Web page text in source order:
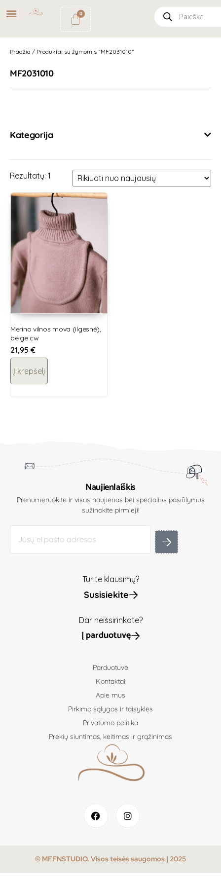
NEMOKAMAS
PRISTATYMAS
PAŠTOMATU
UŽSAKYMAMS NUO
0
Pradžia / Produktai su žymomis “MF2031010”
MF2031010
Kategorija
Rezultatų: 1
Merino vilnos mova (ilgesnė),
beige cw
21,95 €
Į krepšelį
Naujienlaiškis
Prenumeruokite ir visas naujienas bei specialius pasiūlymus
sužinokite pirmieji!
Turite klausimų?
Susisiekite
Dar neišsirinkote?
Į parduotuvę
Parduotuvė
Kontaktai
Apie mus
Pirkimo sąlygos ir taisyklės
Privatumo politika
Prekių siuntimas, keitimas ir grąžinimas
© MFFNSTUDIO. Visos teisės saugomos | 2025